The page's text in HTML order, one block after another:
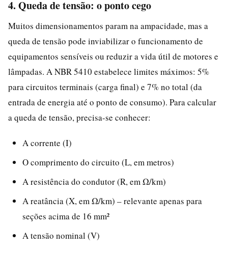
4. Queda de tensão: o ponto cego
Muitos dimensionamentos param na ampacidade, mas a
queda de tensão pode inviabilizar o funcionamento de
equipamentos sensíveis ou reduzir a vida útil de motores e
lâmpadas. A NBR 5410 estabelece limites máximos: 5%
para circuitos terminais (carga final) e 7% no total (da
entrada de energia até o ponto de consumo). Para calcular
a queda de tensão, precisa-se conhecer:
A corrente (I)
O comprimento do circuito (L, em metros)
A resistência do condutor (R, em Ω/km)
A reatância (X, em Ω/km) – relevante apenas para
seções acima de 16 mm²
A tensão nominal (V)